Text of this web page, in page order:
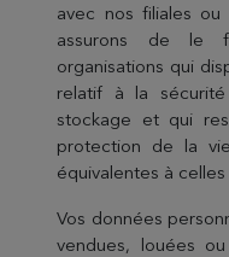
avec nos filiales ou
assurons de le
organisations qui
relatif à la
stockage et qui
protection de la
équivalentes à
Vos données
vendues, louées